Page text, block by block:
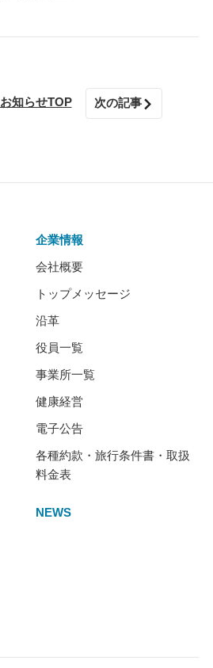
お知らせTOP 次の記事
企業情報
会社概要
トップメッセージ
沿革
役員一覧
事業所一覧
健康経営
電子公告
各種約款・旅行条件書・取扱
料金表
NEWS